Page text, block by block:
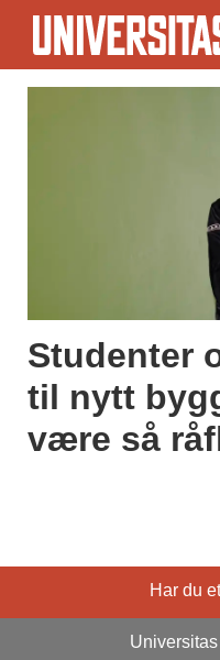
Studenter
til nytt
være så
Har du